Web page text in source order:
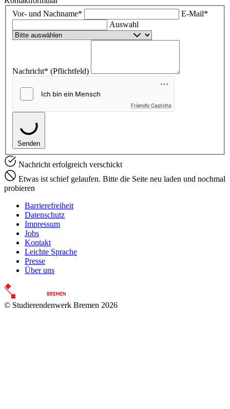
Vor- und Nachname*
E-Mail*
Auswahl
Nachricht* (Pflichtfeld)
Friendly Captcha
Senden
Nachricht erfolgreich verschickt
Etwas ist schief gelaufen. Bitte die Seite neu laden und nochmal
probieren
Barrierefreiheit
Datenschutz
Impressum
Jobs
Kontakt
Leichte Sprache
Presse
Über uns
© Studierendenwerk Bremen 2026